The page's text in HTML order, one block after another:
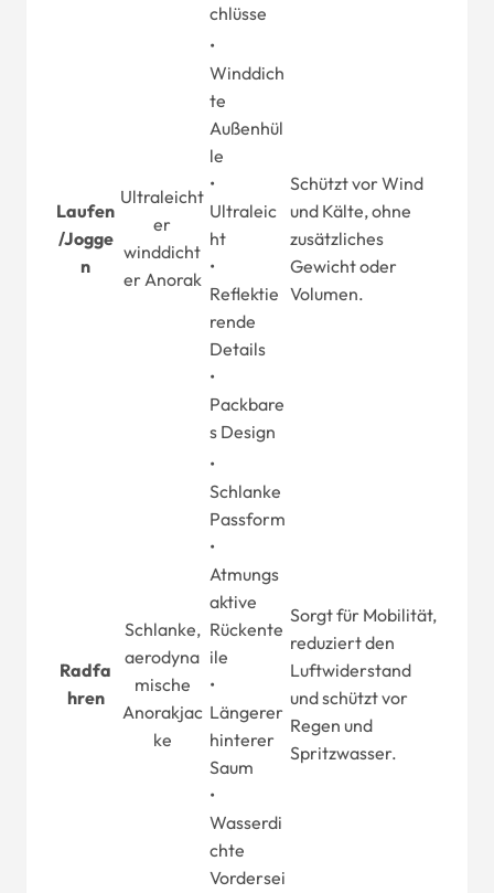
chlüsse
Laufen
/Jogge
n
Ultraleicht
er
winddicht
er Anorak
•
Winddich
te
Außenhül
le
•
Ultraleic
ht
•
Reflektie
rende
Details
•
Packbare
s Design
Schützt vor Wind
und Kälte, ohne
zusätzliches
Gewicht oder
Volumen.
Radfa
hren
Schlanke,
aerodyna
mische
Anorakjac
ke
•
Schlanke
Passform
•
Atmungs
aktive
Rückente
ile
•
Längerer
hinterer
Saum
•
Wasserdi
chte
Vordersei
Sorgt für Mobilität,
reduziert den
Luftwiderstand
und schützt vor
Regen und
Spritzwasser.